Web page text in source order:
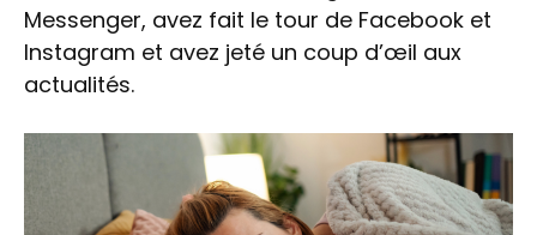
Messenger, avez fait le tour de Facebook et
Instagram et avez jeté un coup d’œil aux
actualités.